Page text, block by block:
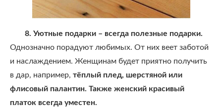
8. Уютные подарки – всегда полезные подарки.
Однозначно порадуют любимых. От них веет заботой
и наслаждением. Женщинам будет приятно получить
в дар, например, тёплый плед, шерстяной или
флисовый палантин. Также женский красивый
платок всегда уместен.